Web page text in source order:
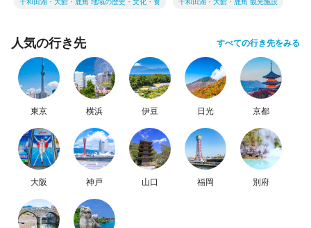
人気の行き先 すべての行き先をみる
東京 横浜 伊豆 日光 京都
大阪 神戸 山口 福岡 別府